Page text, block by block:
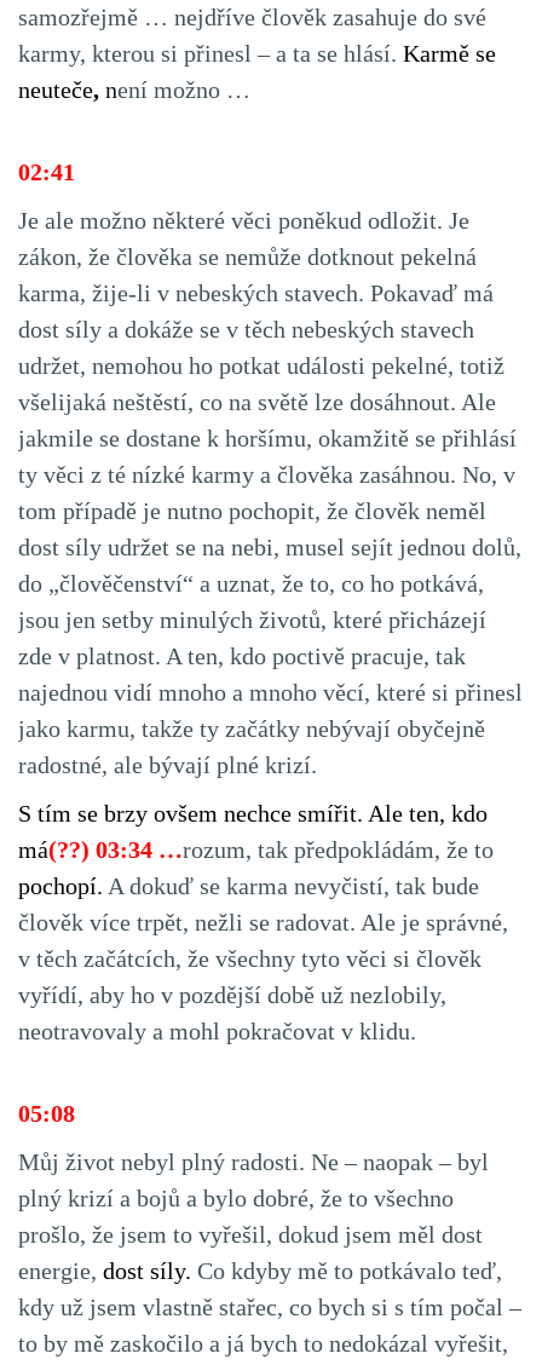
samozřejmě … nejdříve člověk zasahuje do své
karmy, kterou si přinesl – a ta se hlásí. Karmě se
neuteče, není možno …
02:41
Je ale možno některé věci poněkud odložit. Je
zákon, že člověka se nemůže dotknout pekelná
karma, žije-li v nebeských stavech. Pokavaď má
dost síly a dokáže se v těch nebeských stavech
udržet, nemohou ho potkat události pekelné, totiž
všelijaká neštěstí, co na světě lze dosáhnout. Ale
jakmile se dostane k horšímu, okamžitě se přihlásí
ty věci z té nízké karmy a člověka zasáhnou. No, v
tom případě je nutno pochopit, že člověk neměl
dost síly udržet se na nebi, musel sejít jednou dolů,
do „člověčenství“ a uznat, že to, co ho potkává,
jsou jen setby minulých životů, které přicházejí
zde v platnost. A ten, kdo poctivě pracuje, tak
najednou vidí mnoho a mnoho věcí, které si přinesl
jako karmu, takže ty začátky nebývají obyčejně
radostné, ale bývají plné krizí.
S tím se brzy ovšem nechce smířit. Ale ten, kdo
má(??) 03:34 …rozum, tak předpokládám, že to
pochopí. A dokuď se karma nevyčistí, tak bude
člověk více trpět, nežli se radovat. Ale je správné,
v těch začátcích, že všechny tyto věci si člověk
vyřídí, aby ho v pozdější době už nezlobily,
neotravovaly a mohl pokračovat v klidu.
05:08
Můj život nebyl plný radosti. Ne – naopak – byl
plný krizí a bojů a bylo dobré, že to všechno
prošlo, že jsem to vyřešil, dokud jsem měl dost
energie, dost síly. Co kdyby mě to potkávalo teď,
kdy už jsem vlastně stařec, co bych si s tím počal –
to by mě zaskočilo a já bych to nedokázal vyřešit,